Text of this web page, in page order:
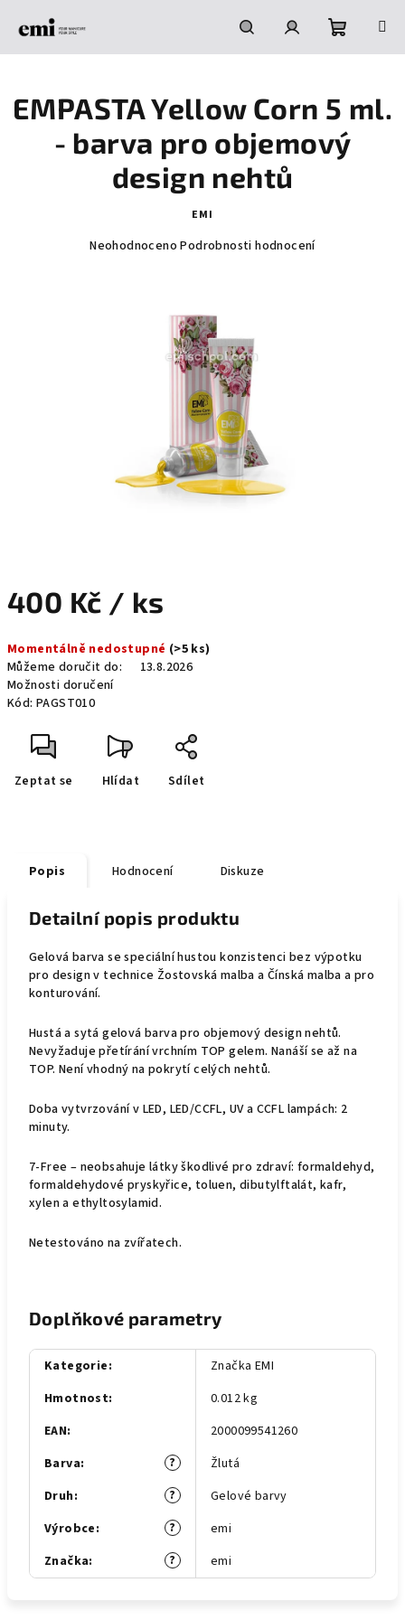
HledatPřihlášeníNákupní
košík
400 Kč / ks
cena:
Momentálně nedostupné (>5 ks)
Můžeme doručit do:
13.8.2026
Možnosti doručení
Kód: PAGST010
Zeptat se Hlídat Sdílet
EMPASTA Yellow Corn 5 ml.
- barva pro objemový
design nehtů
EMI
Průměrné
Neohodnoceno Podrobnosti hodnocení
Popis Hodnocení Diskuze
Detailní popis produktu
Gelová barva se speciální hustou konzistenci bez výpotku
pro design v technice Žostovská malba a Čínská malba a pro
konturování.
Hustá a sytá gelová barva pro objemový design nehtů.
Nevyžaduje přetírání vrchním TOP gelem. Nanáší se až na
TOP. Není vhodný na pokrytí celých nehtů.
Doba vytvrzování v LED, LED/CCFL, UV a CCFL lampách: 2
minuty.
7-Free – neobsahuje látky škodlivé pro zdraví: formaldehyd,
formaldehydové pryskyřice, toluen, dibutylftalát, kafr,
xylen a ethyltosylamid.
Netestováno na zvířatech.
Doplňkové parametry
Kategorie:
Značka EMI
Hmotnost:
0.012 kg
EAN:
2000099541260
?
Barva:
Žlutá
?
Druh:
Gelové barvy
?
Výrobce:
emi
?
Značka: emi